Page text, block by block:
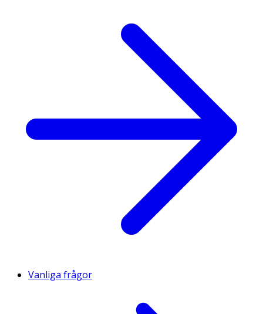
Vanliga frågor